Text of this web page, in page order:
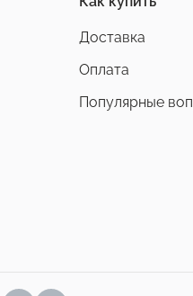
Доставка
Оплата
Популярные